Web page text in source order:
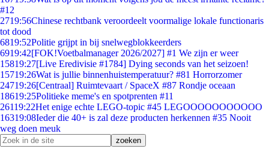
#12
2719:56Chinese rechtbank veroordeelt voormalige lokale functionaris
tot dood
6819:52Politie grijpt in bij snelwegblokkeerders
6919:42[FOK!Voetbalmanager 2026/2027] #1 We zijn er weer
15819:27[Live Eredivisie #1784] Dying seconds van het seizoen!
15719:26Wat is jullie binnenhuistemperatuur? #81 Horrorzomer
24719:26[Centraal] Ruimtevaart / SpaceX #87 Rondje oceaan
18619:25Politieke meme's en spotprenten #11
26119:22Het enige echte LEGO-topic #45 LEGOOOOOOOOOOO
16319:08Ieder die 40+ is zal deze producten herkennen #35 Nooit
weg doen meuk